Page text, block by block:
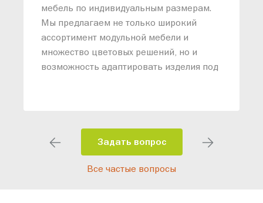
мебель по индивидуальным размерам.
Мы предлагаем не только широкий
ассортимент модульной мебели и
множество цветовых решений, но и
возможность адаптировать изделия под
помещения и личные пожелания.
Благодаря современному
высокотехнологичному оборудованию
Задать вопрос
Все частые вопросы